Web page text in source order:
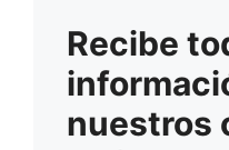
Recibe
nuestros